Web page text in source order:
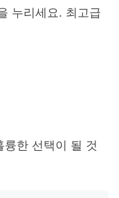
누리세요. 최고급
한 선택이 될 것